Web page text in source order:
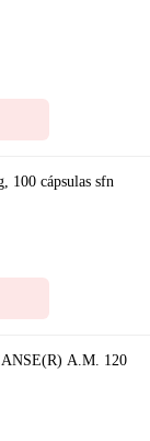
100 cápsulas sfn
A.M. 120